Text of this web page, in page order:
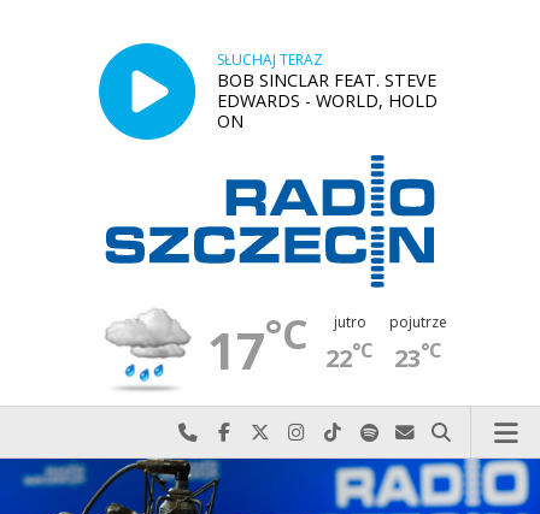
SŁUCHAJ TERAZ
BOB SINCLAR FEAT. STEVE
EDWARDS - WORLD, HOLD
ON
17°C jutro
22°C
pojutrze
23°C
Najlepiej po prostu do nas zadzwoń
Odwiedź nas na Facebook-u
Odwiedź nas na X
Odwiedź nas na Instagram-ie
Odwiedź nas na TikTok-u
Szukaj nas na Spotify
Wyślij do nas
Szukaj